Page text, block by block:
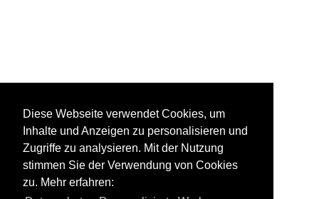
Diese Webseite verwendet Cookies, um
Inhalte und Anzeigen zu personalisieren und
Zugriffe zu analysieren. Mit der Nutzung
stimmen Sie der Verwendung von Cookies
zu. Mehr erfahren: